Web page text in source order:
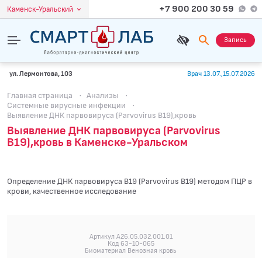
Каменск-Уральский +7 900 200 30 59
Запись
ул. Лермонтова, 103 Врач 13.07.,15.07.2026
Главная страница · Анализы
·
Системные вирусные инфекции
·
Выявление ДНК парвовируса (Parvovirus B19),кровь
Выявление ДНК парвовируса (Parvovirus
B19),кровь в Каменске-Уральском
Определение ДНК парвовируса B19 (Parvovirus B19) методом ПЦР в
крови, качественное исследование
Артикул A26.05.032.001.01
Код 63-10-065
Биоматериал Венозная кровь